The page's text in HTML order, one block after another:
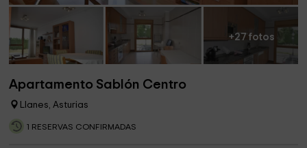
+27 fotos
Apartamento Sablón Centro
Llanes, Asturias
1 RESERVAS CONFIRMADAS